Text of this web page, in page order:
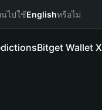
ไปใช้Englishหรือไม่
Bitget Wallet X